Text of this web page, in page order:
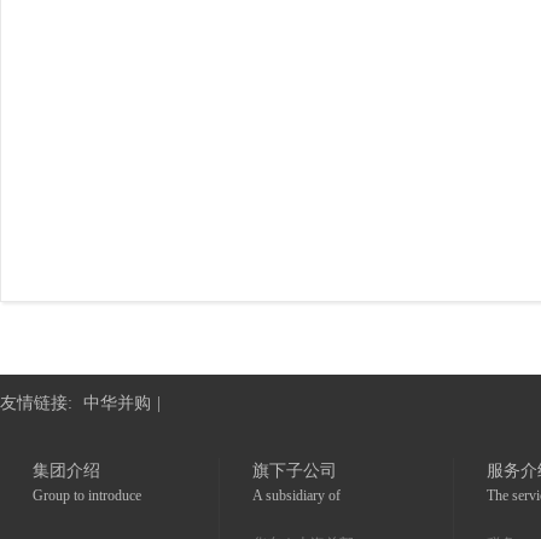
友情链接: 中华并购
集团介绍
Group to introduce
旗下子公司
A subsidiary of
服务介
The